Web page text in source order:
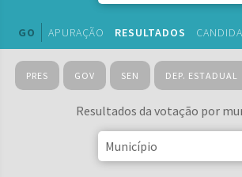
GO APURAÇÃO RESULTADOS
PRES GOV SEN DEP. ESTADUAL
Resultados da votação por